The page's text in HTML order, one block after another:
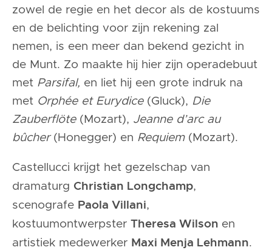
zowel de regie en het decor als de kostuums
en de belichting voor zijn rekening zal
nemen, is een meer dan bekend gezicht in
de Munt. Zo maakte hij hier zijn operadebuut
met Parsifal, en liet hij een grote indruk na
met Orphée et Eurydice (Gluck), Die
Zauberflöte (Mozart), Jeanne d’arc au
bûcher (Honegger) en Requiem (Mozart).
Castellucci krijgt het gezelschap van
dramaturg Christian Longchamp,
scenografe Paola Villani,
kostuumontwerpster Theresa Wilson en
artistiek medewerker Maxi Menja Lehmann.